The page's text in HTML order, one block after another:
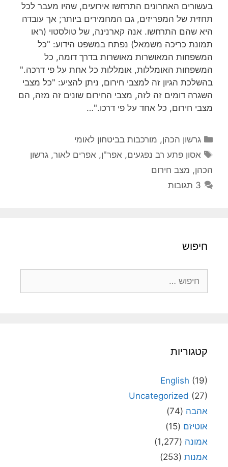
בעשורים האחרונים התרחשו אירועים, שהיו מעבר לכל
תחזית של המפריזים, גם המחמירים ביותר; אך עובדה
היא שהם התרחשו. אנה קארנינה, של טולסטוי (ראו
תמונת כריכה משמאל) נפתח במשפט הידוע: "כל
המשפחות המאושרות מאושרות בדרך דומה, כל
המשפחות האומללות, אומללות כל אחת על פי דרכה."
בהשלכת הגיון זה למצבי חירום, ניתן להציע: "כל מצבי
השגרה דומים זה לזה, מצבי החירום שונים זה מזה, הם
מצבי חירום, כל אחד על פי דרכו."…
קטגוריות
גרשון הכהן, מורכבות בביטחון לאומי
תגיות
אסון פתע רב נפגעים, אפר"ן, אפרים לאור,גרשון
הכהן, מצב חירום
3 תגובות
חיפוש
קטגוריות
English (19)
Uncategorized (27)
אהבה (74)
אוטיזם (15)
אמונה (1,277)
אמנות (253)